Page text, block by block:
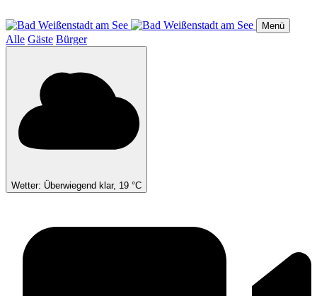
zum
Inhalt
Menü
Alle Gäste Bürger
Wetter: Überwiegend klar, 19 °C